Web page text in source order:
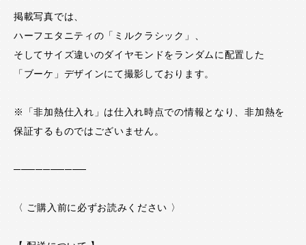
掲載写真では、
ハーフエタニティの「ミルクラシック」、
そしてサイズ違いのダイヤモンドをランダムに配置した
「ブーケ」デザインにて撮影しております。
※「非加熱仕入れ」は仕入れ時点での情報となり、非加熱を
保証するものではございません。
──────────
〈 ご購入前に必ずお読みください 〉